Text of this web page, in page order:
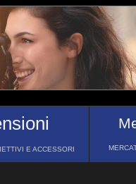
E ACCESSORI